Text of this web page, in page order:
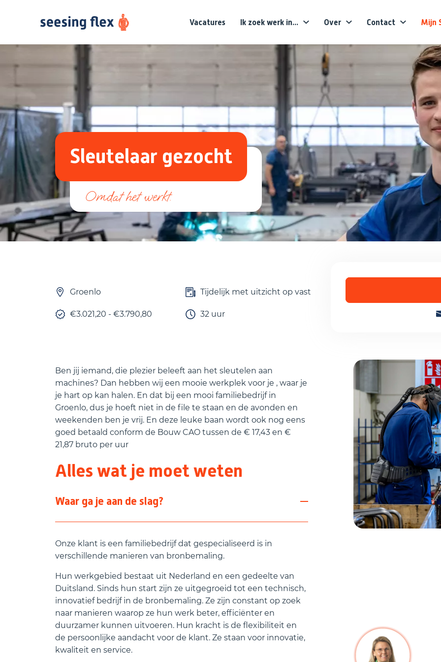
Vacatures Ik zoek werk in... Over Contact Mijn
Sleutelaar gezocht
E-mailadres
Upload CV (optioneel)
Tekstveld (optioneel)
Groenlo
€3.021,20 - €3.790,80
Tijdelijk met uitzicht op vast
32 uur
Ben jij iemand, die plezier beleeft aan het sleutelen aan
machines? Dan hebben wij een mooie werkplek voor je , waar je
je hart op kan halen. En dat bij een mooi familiebedrijf in
Groenlo, dus je hoeft niet in de file te staan en de avonden en
weekenden ben je vrij. En deze leuke baan wordt ook nog eens
goed betaald conform de Bouw CAO tussen de € 17,43 en €
21,87 bruto per uur
Alles wat je moet weten
Waar ga je aan de slag?
Onze klant is een familiebedrijf dat gespecialiseerd is in
verschillende manieren van bronbemaling.
Hun werkgebied bestaat uit Nederland en een gedeelte van
Duitsland. Sinds hun start zijn ze uitgegroeid tot een technisch,
innovatief bedrijf in de bronbemaling. Ze zijn constant op zoek
naar manieren waarop ze hun werk beter, efficiënter en
duurzamer kunnen uitvoeren. Hun kracht is de flexibiliteit en
de persoonlijke aandacht voor de klant. Ze staan voor innovatie,
kwaliteit en service.